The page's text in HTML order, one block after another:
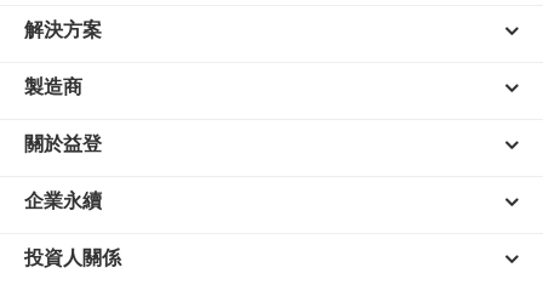
解決方案
製造商
關於益登
企業永續
投資人關係